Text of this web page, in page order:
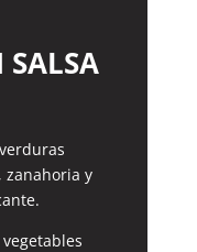
zanahoria y